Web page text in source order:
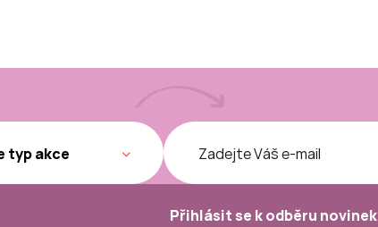
Přihlásit se k odběru novinek